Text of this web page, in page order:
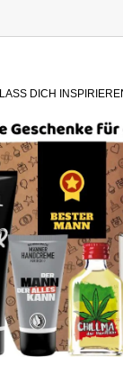
LASS DICH